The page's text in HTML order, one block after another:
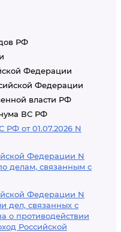
РФ
Федерации
Федерации
власти РФ
ВС РФ
от 01.07.2026 N
Федерации N
делам, связанным с
Федерации N
дел, связанных с
о противодействии
Российской